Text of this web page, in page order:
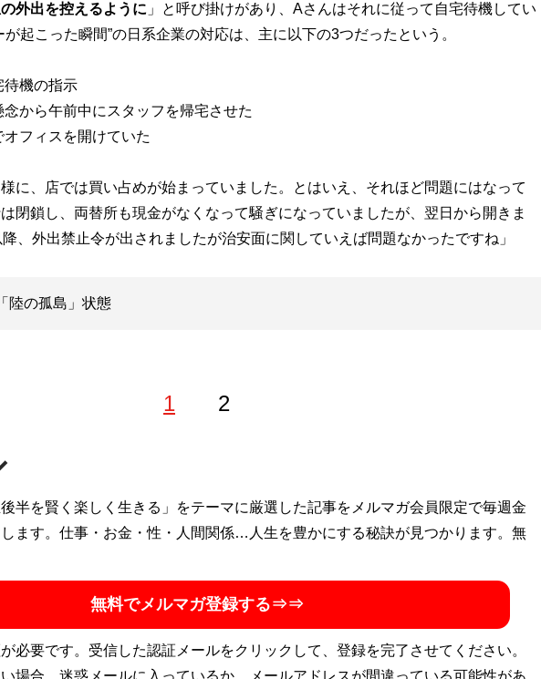
外出を控えるように 」と呼び掛けがあり、Aさんはそれに従って自宅待機してい
起こった瞬間”の日系企業の対応は、主に以下の3つだったという。
待機の指示
念から午前中にスタッフを帰宅させた
フィスを開けていた
様に、店では買い占めが始まっていました。とはいえ、それほど問題にはなって
閉鎖し、両替所も現金がなくなって騒ぎになっていましたが、翌日から開きま
、外出禁止令が出されましたが治安面に関していえば問題なかったですね」
「陸の孤島」状態
1 2
リスト。著書の『ブラックロード』シリーズは10冊を数える。近著に『ウクラ
シア周辺国をめぐる旅』（彩図社）がある。人生哲学「楽しくなければ人生じ
半を賢く楽しく生きる」をテーマに厳選した記事をメルマガ会員限定で毎週金
ます。仕事・お金・性・人間関係…人生を豊かにする秘訣が見つかります。無
無料でメルマガ登録する⇒⇒
必要です。受信した認証メールをクリックして、登録を完了させてください。
場合、迷惑メールに入っているか、メールアドレスが間違っている可能性があ